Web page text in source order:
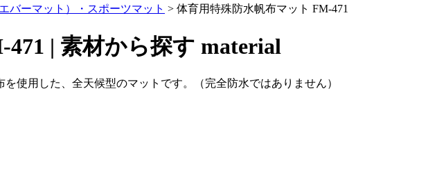
バーマット）・スポーツマット > 体育用特殊防水帆布マット FM-471
| 素材から探す material
使用した、全天候型のマットです。（完全防水ではありません）